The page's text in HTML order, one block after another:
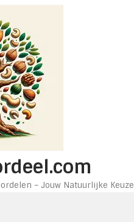
– Jouw Natuurlijke